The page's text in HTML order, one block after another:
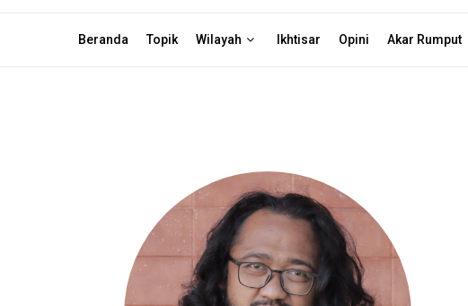
Beranda Topik Wilayah Ikhtisar Opini Akar Rumput